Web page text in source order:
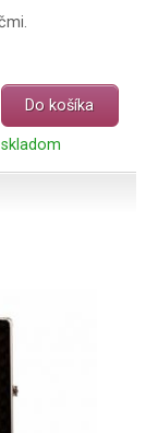
Do košíka
skladom